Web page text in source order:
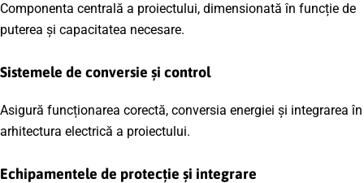
Componenta centrală a proiectului, dimensionată în funcție de
puterea și capacitatea necesare.
Sistemele de conversie și control
Asigură funcționarea corectă, conversia energiei și integrarea în
arhitectura electrică a proiectului.
Echipamentele de protecție și integrare